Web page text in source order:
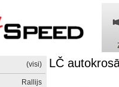
(visi)
Rallijs
LČ